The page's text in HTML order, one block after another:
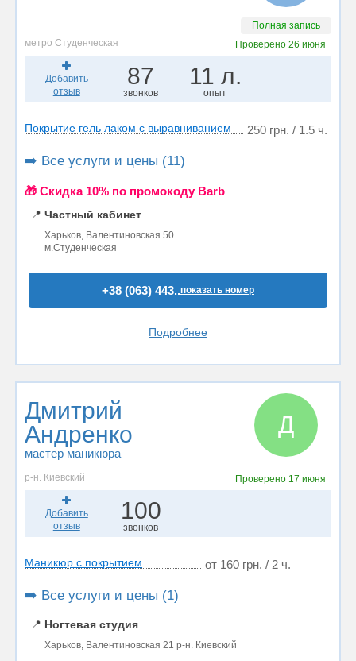
Полная запись
метро Студенческая
Проверено 26 июня
Добавить
отзыв
87
звонков
11 л.
опыт
Покрытие гель лаком с выравниванием 250 грн. / 1.5 ч.
➡️ Все услуги и цены (11)
🎁 Cкидка 10% по промокоду Barb
📍 Частный кабинет
Харьков, Валентиновская 50
м.Студенческая
+38 (063) 443..показать номер
Подробнее
Дмитрий
Андренко
мастер маникюра
Д
р-н. Киевский Проверено 17 июня
Добавить
отзыв
100
звонков
Маникюр с покрытием от 160 грн. / 2 ч.
➡️ Все услуги и цены (1)
📍 Ногтевая студия
Харьков, Валентиновская 21 р-н. Киевский